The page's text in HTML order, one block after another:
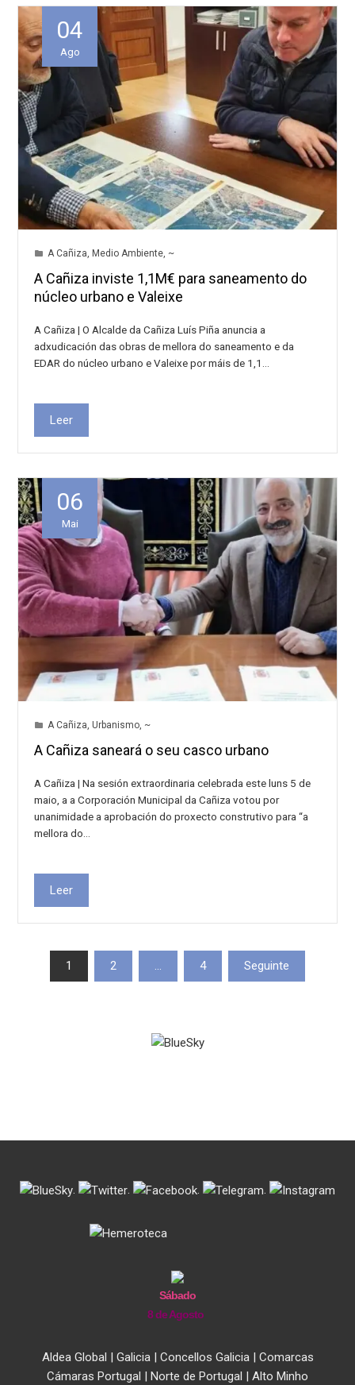
04
Ago
A Cañiza, Medio Ambiente, ~
A Cañiza inviste 1,1M€ para saneamento do
núcleo urbano e Valeixe
A Cañiza | O Alcalde da Cañiza Luís Piña anuncia a
adxudicación das obras de mellora do saneamento e da
EDAR do núcleo urbano e Valeixe por máis de 1,1…
Leer
06
Mai
A Cañiza, Urbanismo, ~
A Cañiza saneará o seu casco urbano
A Cañiza | Na sesión extraordinaria celebrada este luns 5 de
maio, a a Corporación Municipal da Cañiza votou por
unanimidade a aprobación do proxecto construtivo para “a
mellora do…
Leer
Paxinación
1 2 … 4 Seguinte
. . . .
Sábado
8 de Agosto
Aldea Global | Galicia| Concellos Galicia| Comarcas
Cámaras Portugal | Norte de Portugal | Alto Minho